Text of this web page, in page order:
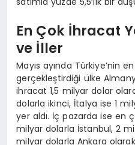
En Çok İhracat
ve İller
Mayıs ayında Türkiye’nin
gerçekleştirdiği ülke
ihracat 1,5 milyar dolar
dolarla ikinci, İtalya ise 1
yer aldı. İç pazarda ise en
milyar dolarla İstanbul, 2
milyar dolarla Ankara olarak